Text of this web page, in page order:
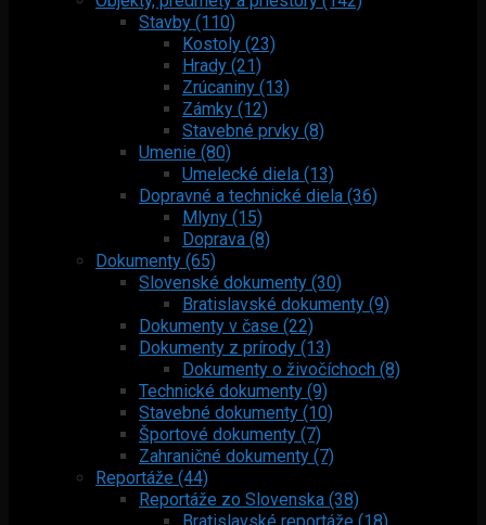
Stavby (110)
Kostoly (23)
Hrady (21)
Zrúcaniny (13)
Zámky (12)
Stavebné prvky (8)
Umenie (80)
Umelecké diela (13)
Dopravné a technické diela (36)
Mlyny (15)
Doprava (8)
Dokumenty (65)
Slovenské dokumenty (30)
Bratislavské dokumenty (9)
Dokumenty v čase (22)
Dokumenty z prírody (13)
Dokumenty o živočíchoch (8)
Technické dokumenty (9)
Stavebné dokumenty (10)
Športové dokumenty (7)
Zahraničné dokumenty (7)
Reportáže (44)
Reportáže zo Slovenska (38)